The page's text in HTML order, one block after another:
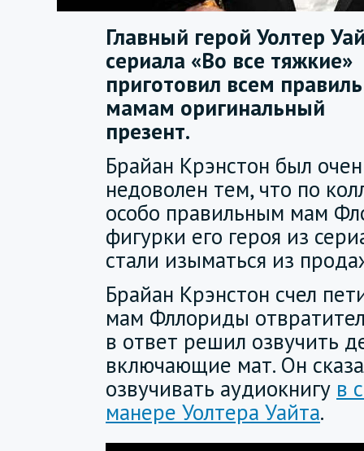
Главный герой Уолтер
сериала «Во все тяжкие»
приготовил всем
мамам оригинальный
презент.
Брайан Крэнстон был
недоволен тем, что по
особо правильным мам
фигурки его героя из
стали изыматься из
Брайан Крэнстон счел
мам Фллориды
в ответ решил озвучить
включающие мат. Он
озвучивать аудиокнигу в
манере Уолтера Уайта.